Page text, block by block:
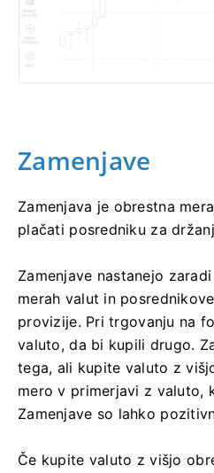
Zamenjave
Zamenjava je obrestna
plačati posredniku za
Zamenjave nastanejo
merah valut in
provizije. Pri trgovanju na
valuto, da bi kupili drugo.
tega, ali kupite valuto z
mero v primerjavi z valuto,
Zamenjave so lahko
Če kupite valuto z višjo